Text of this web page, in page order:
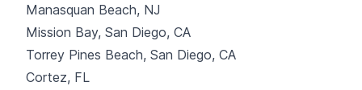
Manasquan Beach, NJ
Mission Bay, San Diego, CA
Torrey Pines Beach, San Diego, CA
Cortez, FL